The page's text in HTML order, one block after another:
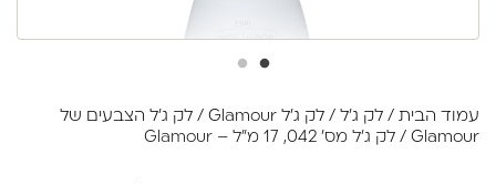
עמוד הבית / לק ג'ל / לק ג'ל Glamour / לק ג'ל הצבעים של
Glamour / לק ג'ל מס' 042, 17 מ"ל – Glamour